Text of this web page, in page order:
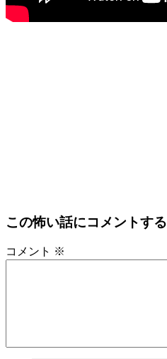
この怖い話にコメントする
コメント ※